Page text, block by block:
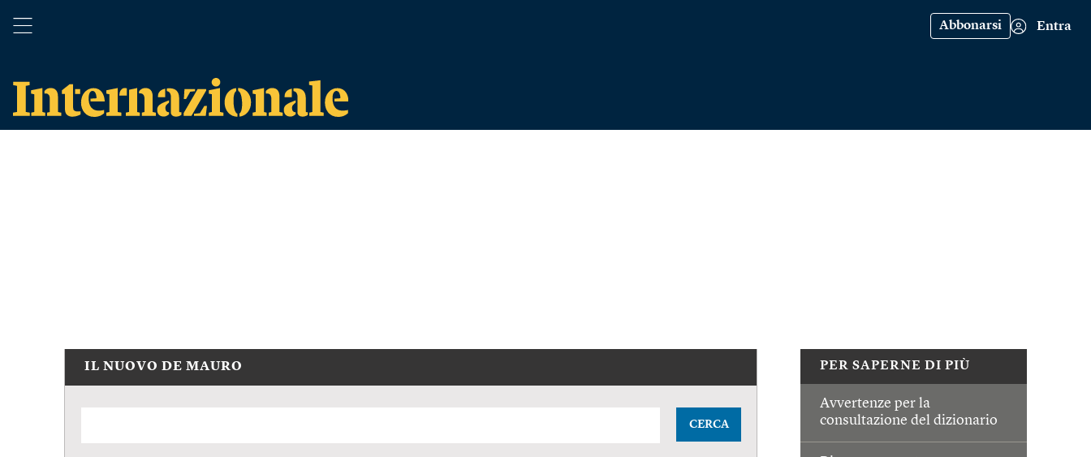
Abbonarsi Entra
PER SAPERNE DI PIÙ
Avvertenze per la
consultazione del dizionario
IL NUOVO DE MAURO
CERCA